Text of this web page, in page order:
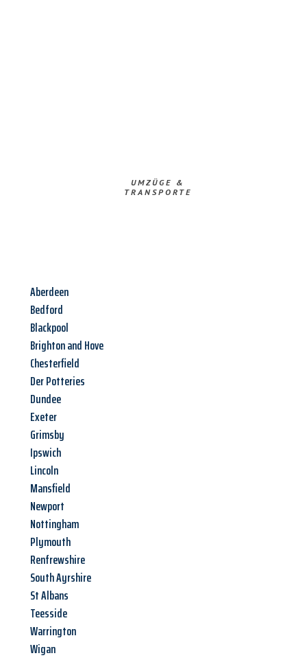
UMZÜGE &
TRANSPORTE
Aberdeen
Bedford
Blackpool
Brighton and Hove
Chesterfield
Der Potteries
Dundee
Exeter
Grimsby
Ipswich
Lincoln
Mansfield
Newport
Nottingham
Plymouth
Renfrewshire
South Ayrshire
St Albans
Teesside
Warrington
Wigan